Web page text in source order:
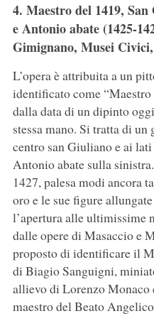
4. Maestro del 1419,
e Antonio abate (1425-
Gimignano, Musei
L’opera è attribuita a un
identificato come
dalla data di un dipinto
stessa mano. Si tratta di
centro san Giuliano e ai
Antonio abate sulla
1427, palesa modi ancora
oro e le sue figure
l’apertura alle ultimissime
dalle opere di Masaccio e
proposto di identificare il
di Biagio Sanguigni,
allievo di Lorenzo Monaco
maestro del Beato